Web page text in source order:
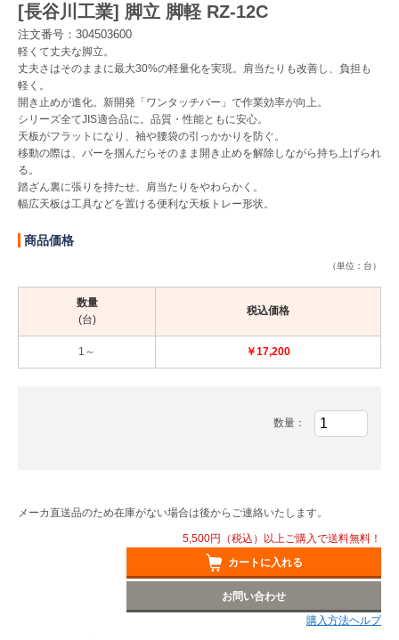
[長谷川工業] 脚立 脚軽 RZ-12C
注文番号：304503600
軽くて丈夫な脚立。
丈夫さはそのままに最大30%の軽量化を実現。肩当たりも改善し、負担も
軽く。
開き止めが進化。新開発「ワンタッチバー」で作業効率が向上。
シリーズ全てJIS適合品に。品質・性能ともに安心。
天板がフラットになり、袖や腰袋の引っかかりを防ぐ。
移動の際は、バーを掴んだらそのまま開き止めを解除しながら持ち上げられ
る。
踏ざん裏に張りを持たせ、肩当たりをやわらかく。
幅広天板は工具などを置ける便利な天板トレー形状。
商品価格
（単位：台）
数量
(台)
税込価格
1～ ￥17,200
数量：
メーカ直送品のため在庫がない場合は後からご連絡いたします。
5,500円（税込）以上ご購入で送料無料！
カートに入れる
お問い合わせ
購入方法ヘルプ